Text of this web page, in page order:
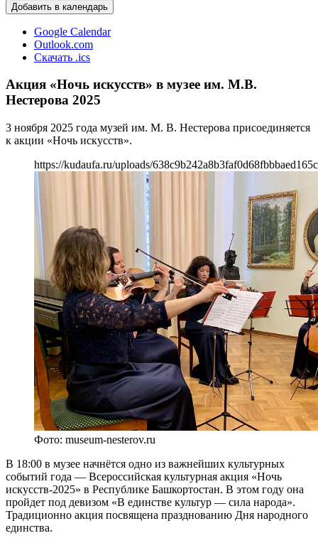
Добавить в календарь
Google Calendar
Outlook.com
Скачать .ics
Акция «Ночь искусств» в музее им. М.В.
Нестерова 2025
3 ноября 2025 года музей им. М. В. Нестерова присоединяется
к акции «Ночь искусств».
https://kudaufa.ru/uploads/
Фото: museum-nesterov.ru
В 18:00 в музее начнётся одно из важнейших культурных
событий года — Всероссийская культурная акция «Ночь
искусств-2025» в Республике Башкортостан. В этом году она
пройдет под девизом «В единстве культур — сила народа».
Традиционно акция посвящена празднованию Дня народного
единства.